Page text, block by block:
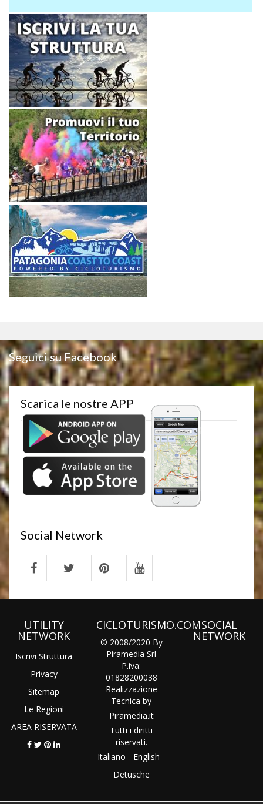
Seguici su Facebook
Scarica le nostre APP
Social Network
UTILITY
NETWORK
Iscrivi Struttura
Privacy
Sitemap
Le Regioni
AREA RISERVATA
CICLOTURISMO.COM
© 2008/2020 By
Piramedia Srl
P.iva:
01828200038
Realizzazione
Tecnica by
Piramedia.it
Tutti i diritti
riservati.
Italiano - English -
Detusche
SOCIAL
NETWORK